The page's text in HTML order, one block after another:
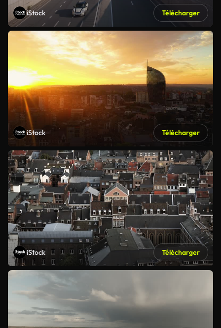
iStock Télécharger
iStock Télécharger
iStock Télécharger